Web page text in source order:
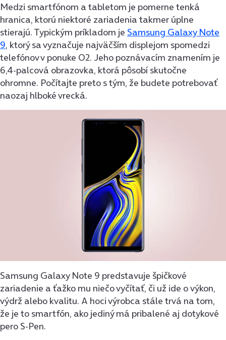
Medzi smartfónom a tabletom je pomerne tenká
hranica, ktorú niektoré zariadenia takmer úplne
stierajú. Typickým príkladom je Samsung Galaxy Note
9, ktorý sa vyznačuje najväčším displejom spomedzi
telefónov v ponuke O2. Jeho poznávacím znamením je
6,4-palcová obrazovka, ktorá pôsobí skutočne
ohromne. Počítajte preto s tým, že budete potrebovať
naozaj hlboké vrecká.
Samsung Galaxy Note 9 predstavuje špičkové
zariadenie a ťažko mu niečo vyčítať, či už ide o výkon,
výdrž alebo kvalitu. A hoci výrobca stále trvá na tom,
že je to smartfón, ako jediný má pribalené aj dotykové
pero S-Pen.